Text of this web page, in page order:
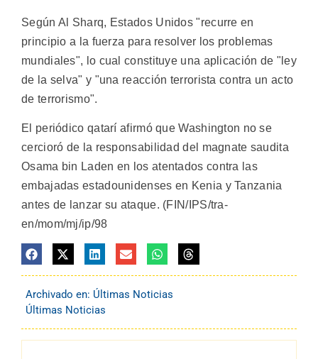
Según Al Sharq, Estados Unidos "recurre en
principio a la fuerza para resolver los problemas
mundiales", lo cual constituye una aplicación de "ley
de la selva" y "una reacción terrorista contra un acto
de terrorismo".
El periódico qatarí afirmó que Washington no se
cercioró de la responsabilidad del magnate saudita
Osama bin Laden en los atentados contra las
embajadas estadounidenses en Kenia y Tanzania
antes de lanzar su ataque. (FIN/IPS/tra-
en/mom/mj/ip/98
Archivado en: Últimas Noticias
Últimas Noticias